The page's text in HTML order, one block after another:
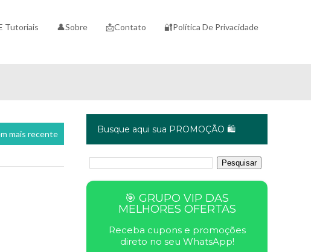
Tutoriais 👤Sobre 📩Contato 🔐Política De Privacidade
mais recente
Busque aqui sua PROMOÇÃO 🛍️
🎯 GRUPO VIP DAS
MELHORES OFERTAS
Receba cupons e promoções
direto no seu WhatsApp!